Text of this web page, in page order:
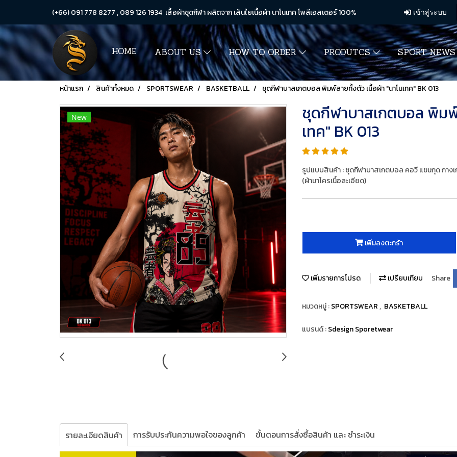
(+66) 091 778 8277 , 089 126 1934 เสื้อผ้าชุดกีฬา ผลิตจาก เส้นใยเนื้อผ้า นาโนเทค โพลีเอสเตอร์ 100% เข้าสู่ระบบ
HOME ABOUT US HOW TO ORDER PRODUTCS SPORT NEWS
หน้าแรก สินค้าทั้งหมด SPORTSWEAR BASKETBALL ชุดกีฬาบาสเกตบอล พิมพ์ลายทั้งตัว เนื้อผ้า "นาโนเทค" BK 013
New
ชุดกีฬาบาสเกตบอล พิม
เทค" BK 013
รูปแบบสินค้า : ชุดกีฬาบาสเกตบอล คอวี แขนกุด กางเ
(ผ้ามาโครเนื้อละเอียด)
เพิ่มลงตะกร้า
เพิ่มรายการโปรด เปรียบเทียบ Share
หมวดหมู่ :SPORTSWEAR, BASKETBALL
แบรนด์ :Sdesign Sporetwear
รายละเอียดสินค้า การรับประกันความพอใจของลูกค้า ขั้นตอนการสั่งซื้อสินค้า และ ชำระเงิน